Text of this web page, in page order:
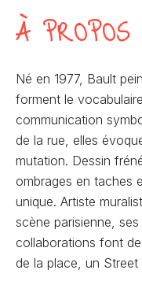
À PROPOS
Né en 1977, Bault
forment le
communication
de la rue, elles
mutation. Dessin
ombrages en taches
unique. Artiste
scène parisienne,
collaborations font
de la place, un Street